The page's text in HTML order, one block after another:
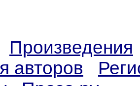
Произведения
авторов